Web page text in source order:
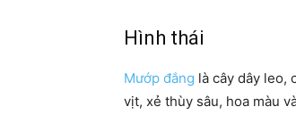
Hình thái
Mướp đắng là cây dây leo,
vịt, xẻ thùy sâu, hoa màu